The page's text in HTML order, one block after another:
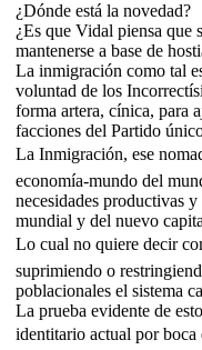
¿Dónde está la novedad?
¿Es que Vidal piensa que
mantenerse a base de
La inmigración como tal
voluntad de los
forma artera, cínica, para
facciones del Partido
La Inmigración, ese
economía-mundo del
necesidades productivas
mundial y del nuevo
Lo cual no quiere decir
suprimiendo o
poblacionales el sistema
La prueba evidente de
identitario actual por